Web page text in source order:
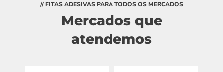
// FITAS ADESIVAS PARA TODOS OS MERCADOS
Mercados que
atendemos